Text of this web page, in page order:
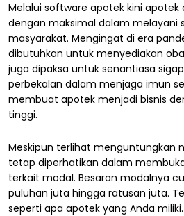
Melalui software apotek kini
dengan maksimal dalam melayani
masyarakat. Mengingat di era
dibutuhkan untuk menyediakan
juga dipaksa untuk senantiasa
perbekalan dalam menjaga imun
membuat apotek menjadi bisnis
tinggi.
Meskipun terlihat menguntungkan
tetap diperhatikan dalam
terkait modal. Besaran modalnya
puluhan juta hingga ratusan juta.
seperti apa apotek yang Anda miliki.